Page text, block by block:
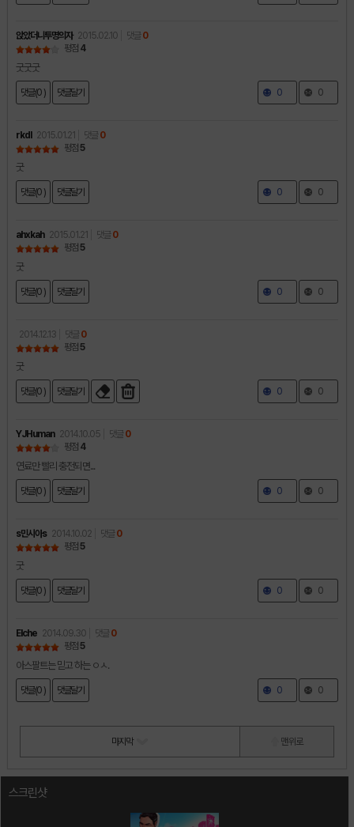
앉았더니투명의자 2015.02.10 댓글 0
평점 4
굿굿굿
댓글(0 ) 댓글달기 0 0
rkdl 2015.01.21 댓글 0
평점 5
굿
댓글(0 ) 댓글달기 0 0
ahxkah 2015.01.21 댓글 0
평점 5
굿
댓글(0 ) 댓글달기 0 0
2014.12.13 댓글 0
평점 5
굿
댓글(0 ) 댓글달기 0 0
YJHuman 2014.10.05 댓글 0
평점 4
연료만 빨리 충전되면...
댓글(0 ) 댓글달기 0 0
s민시아s 2014.10.02 댓글 0
평점 5
굿
댓글(0 ) 댓글달기 0 0
Elche 2014.09.30 댓글 0
평점 5
아스팔트는 믿고 하는 ㅇㅅ.
댓글(0 ) 댓글달기 0 0
마지막 맨 위로
스크린샷